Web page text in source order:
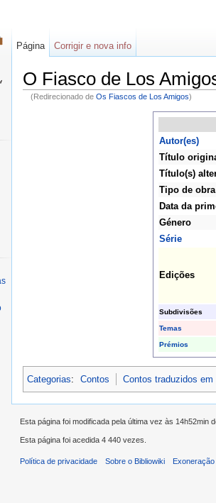
O Fiasco de Los
(Redirecionado de Os Fiascos de Los Amigos)
Autor(es)
Título
Título(s)
Tipo de obra
Data da
Género
Série
Edições
Subdivisões
Temas
Prémios
Categorias: Contos Contos traduzidos em
Página Corrigir e nova info
Esta página foi modificada pela última vez às 14h52min
Esta página foi acedida 4 440 vezes.
Política de privacidade Sobre o Bibliowiki